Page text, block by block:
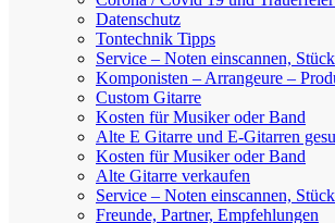
Datenschutz
Tontechnik Tipps
Service – Noten einscannen,
Komponisten – Arrangeure –
Custom Gitarre
Kosten für Musiker oder Band
Alte E Gitarre und E-Gitarren
Kosten für Musiker oder Band
Alte Gitarre verkaufen
Service – Noten einscannen,
Freunde, Partner, Empfehlungen